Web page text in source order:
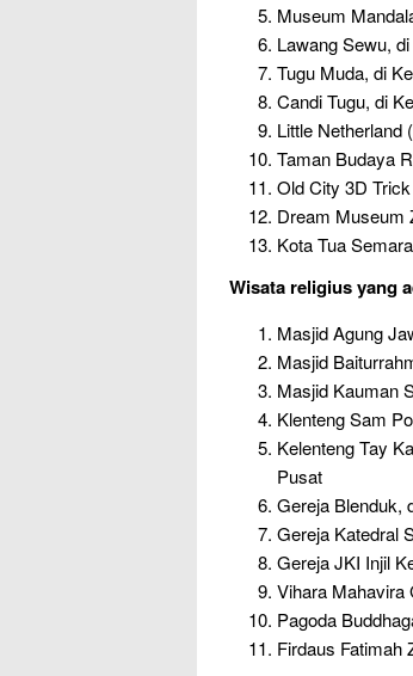
Museum
Lawang Sewu,
Tugu Muda, di
Candi Tugu, di
Little Netherland
Taman Budaya
Old City 3D
Dream Museum
Kota Tua
Wisata religiusyang
Masjid Agung
Masjid
Masjid Kauman
Klenteng Sam
Kelenteng Tay
Pusat
Gereja Blenduk,
Gereja Katedral
Gereja JKI Injil
Vihara Mahavira
Pagoda
Firdaus Fatimah